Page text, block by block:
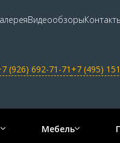
Видеообзоры
(926) 692-71-71 +7 (495)
Мебель